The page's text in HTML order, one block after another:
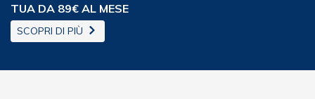
TUA DA 89€ AL MESE
SCOPRI DI PIÙ